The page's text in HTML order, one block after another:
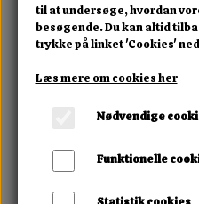
til at undersøge, hvordan
besøgende. Du kan altid
trykke på linket 'Cookies'
Læs mere om cookies her
Nødvendige
Funktionelle